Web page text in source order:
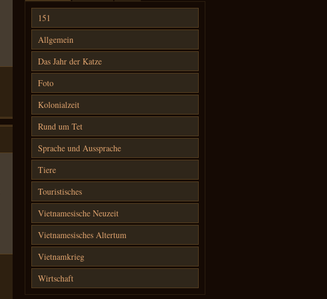
151
Allgemein
Das Jahr der Katze
Foto
Kolonialzeit
Rund um Tet
Sprache und Aussprache
Tiere
Touristisches
Vietnamesische Neuzeit
Vietnamesisches Altertum
Vietnamkrieg
Wirtschaft